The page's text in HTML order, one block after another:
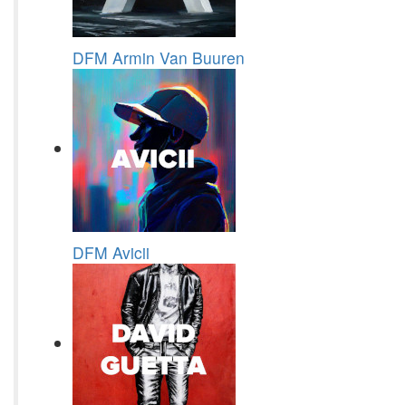
DFM Armin Van Buuren
DFM Avicii